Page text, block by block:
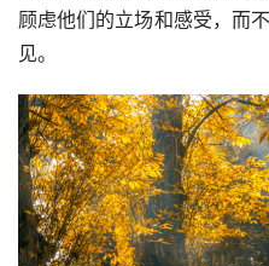
顾虑他们的立场和感受，而
见。